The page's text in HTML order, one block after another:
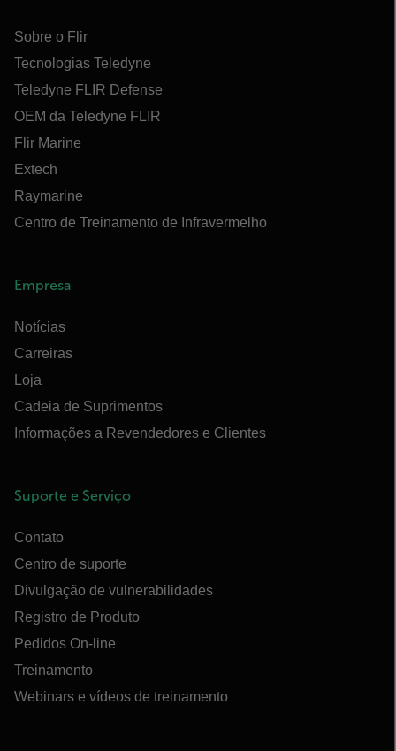
Sobre o Flir
Tecnologias Teledyne
Teledyne FLIR Defense
OEM da Teledyne FLIR
Flir Marine
Extech
Raymarine
Centro de Treinamento de Infravermelho
Empresa
Notícias
Carreiras
Loja
Cadeia de Suprimentos
Informações a Revendedores e Clientes
Suporte e Serviço
Contato
Centro de suporte
Divulgação de vulnerabilidades
Registro de Produto
Pedidos On-line
Treinamento
Webinars e vídeos de treinamento